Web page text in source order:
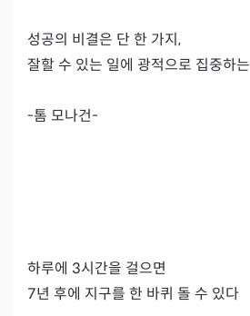
성공의 비결은 단 한 가지,
잘할 수 있는 일에 광적으로 집중하
-톰 모나건-
하루에 3시간을 걸으면
7년 후에 지구를 한 바퀴 돌 수 있다